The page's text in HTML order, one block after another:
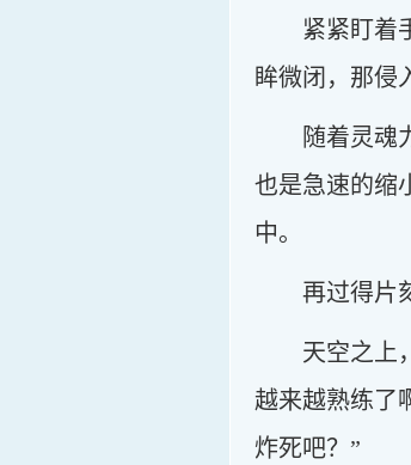
紧紧盯着
眸微闭，那侵
随着灵魂
也是急速的缩
中。
再过得片
天空之上
越来越熟练了
炸死吧？”